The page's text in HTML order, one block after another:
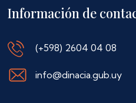
Información de
(+598) 2604 04 08
info@dinacia.gub.uy